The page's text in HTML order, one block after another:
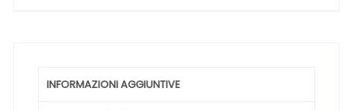
INFORMAZIONI AGGIUNTIVE